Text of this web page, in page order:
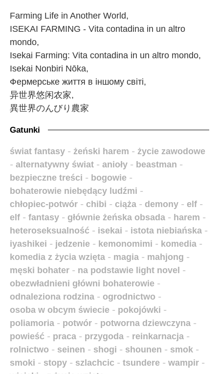
Farming Life in Another World,
ISEKAI FARMING - Vita contadina in un altro
mondo,
Isekai Farming: Vita contadina in un altro mondo,
Isekai Nonbiri Nōka,
Фермерське життя в іншому світі,
异世界悠闲农家,
異世界のんびり農家
Gatunki
świat fantasy - żeński harem - życie zawodowe
- alternatywny świat - anioły - beastman -
bezpieczne treści - bogowie -
bohaterowie niebędący ludźmi -
chłopiec-potwór - chibi - ciąża - demony - elf -
elf - fantasy - głównie żeńska obsada - harem -
heteroseksualność - isekai - istota niebiańska -
iyashikei - jedzenie - kemonomimi - komedia -
komedia z życia wzięta - magia - mahjong -
męski bohater - na podstawie light novel -
obezwładnieni główni bohaterowie -
odnaleziona rodzina - ogrodnictwo -
osoba w obcym świecie - pokojówki -
poliamoria - potwór - potworna dziewczyna -
powieść - praca - przygoda - reinkarnacja -
rolnictwo - seinen - shogi - shounen - smok -
smoki - stopy - szlachcic - tsundere - wampir -